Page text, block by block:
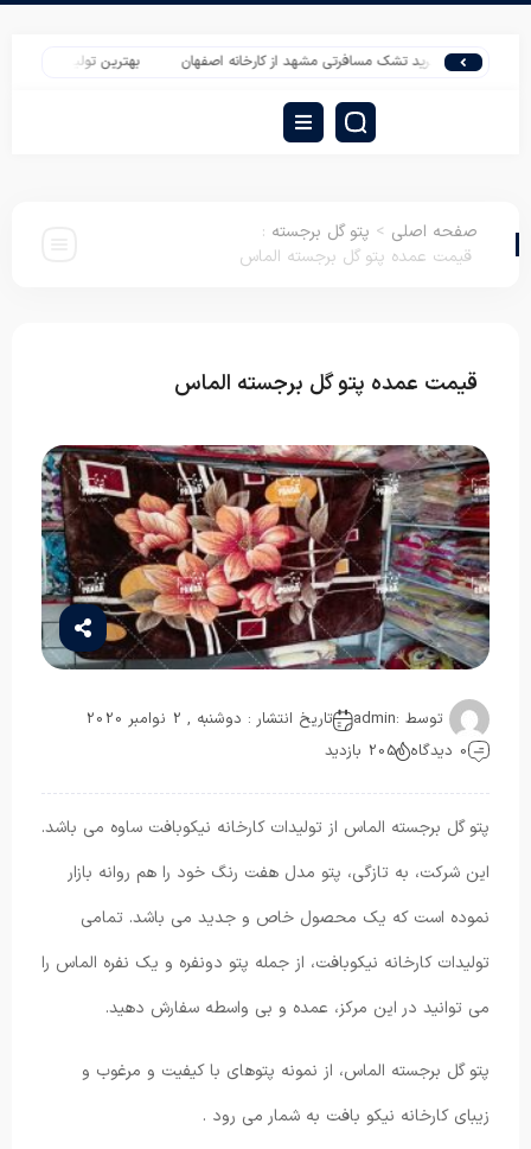
خرید تشک مسافرتی مشهد از کارخانه اصفهان بهترین تولیدات بالش فانتزی
صفحه اصلی > پتو گل برجسته :
قیمت عمده پتو گل برجسته الماس
قیمت عمده پتو گل برجسته الماس
توسط :admin
تاریخ انتشار : دوشنبه , 2 نوامبر 2020
0 دیدگاه
205 بازدید
پتو گل برجسته الماس از تولیدات کارخانه نیکوبافت ساوه می باشد.
این شرکت، به تازگی، پتو مدل هفت رنگ خود را هم روانه بازار
نموده است که یک محصول خاص و جدید می باشد. تمامی
تولیدات کارخانه نیکوبافت، از جمله پتو دونفره و یک نفره الماس را
می توانید در این مرکز، عمده و بی واسطه سفارش دهید.
پتو گل برجسته الماس، از نمونه پتوهای با کیفیت و مرغوب و
زیبای کارخانه نیکو بافت به شمار می رود .